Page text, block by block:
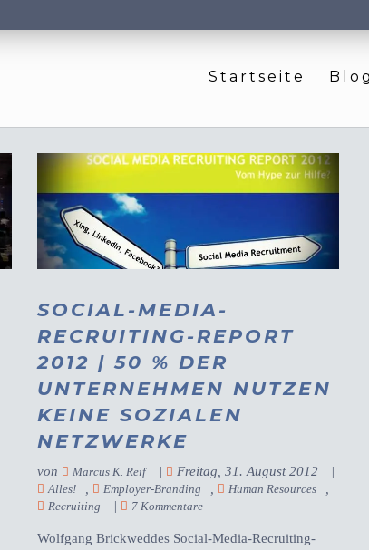
Startseite Blog
SOCIAL-MEDIA-
RECRUITING-REPORT
2012 | 50 % DER
UNTERNEHMEN NUTZEN
KEINE SOZIALEN
NETZWERKE
von Marcus K. Reif | Freitag, 31. August 2012 |
Alles! , Employer-Branding , Human Resources ,
Recruiting | 7 Kommentare
Wolfgang Brickweddes Social-Media-Recruiting-